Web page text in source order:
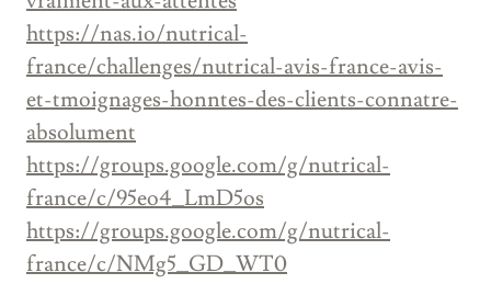
https://nas.io/nutrical-
france/challenges/nutrical-avis-france-avis-
et-tmoignages-honntes-des-clients-connatre-
absolument
https://groups.google.com/g/nutrical-
france/c/95eo4_LmD5os
https://groups.google.com/g/nutrical-
france/c/NMg5_GD_WT0